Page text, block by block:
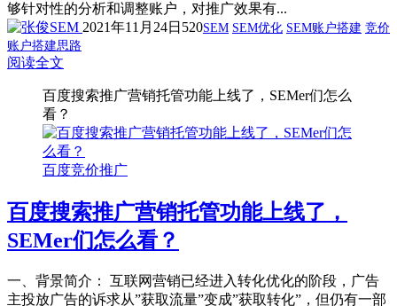
够针对性的分析和调整账户，对推广效果有...
2021年11月24日 520SEM SEM优化 SEM账户搭建 竞价
账户搭建思路
阅读全文
百度搜索推广营销托管功能上线了，SEMer们怎么
看？
百度竞价推广
百度搜索推广营销托管功能上线了，
SEMer们怎么看？
一、背景简介： 互联网营销已经进入转化优化的阶段，广告
主投放广告的诉求从”获取流量”变成”获取转化”，但仍有一部